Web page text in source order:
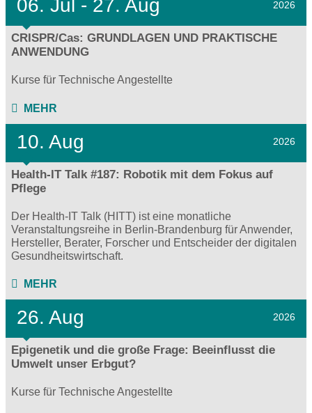
06. Jul - 27. Aug 2026
CRISPR/Cas: GRUNDLAGEN UND PRAKTISCHE
ANWENDUNG
Kurse für Technische Angestellte
MEHR
10. Aug 2026
Health-IT Talk #187: Robotik mit dem Fokus auf
Pflege
Der Health-IT Talk (HITT) ist eine monatliche
Veranstaltungsreihe in Berlin-Brandenburg für Anwender,
Hersteller, Berater, Forscher und Entscheider der digitalen
Gesundheitswirtschaft.
MEHR
26. Aug 2026
Epigenetik und die große Frage: Beeinflusst die
Umwelt unser Erbgut?
Kurse für Technische Angestellte